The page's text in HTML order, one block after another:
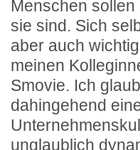
Menschen
sie sind. Sich
aber auch
meinen
Smovie. Ich
dahingehend
unglaublich